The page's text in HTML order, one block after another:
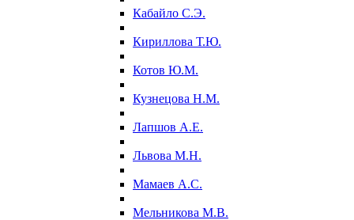
Кабайло С.Э.
Кириллова Т.Ю.
Котов Ю.М.
Кузнецова Н.М.
Лапшов А.Е.
Львова М.Н.
Мамаев А.С.
Мельникова М.В.